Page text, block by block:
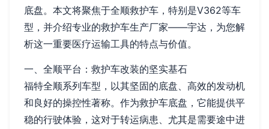
底盘。本文将聚焦于全顺救护车，特别是V362等车
型，并介绍专业的救护车生产厂家——宇达，为您解
析这一重要医疗运输工具的特点与价值。
一、全顺平台：救护车改装的坚实基石
福特全顺系列车型，以其坚固的底盘、高效的发动机
和良好的操控性著称。作为救护车底盘，它能提供平
稳的行驶体验，这对于转运病患、尤其是需要途中进